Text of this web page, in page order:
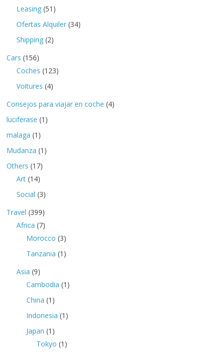
Leasing (51)
Ofertas Alquiler (34)
Shipping (2)
Cars (156)
Coches (123)
Voitures (4)
Consejos para viajar en coche (4)
luciferase (1)
malaga (1)
Mudanza (1)
Others (17)
Art (14)
Social (3)
Travel (399)
Africa (7)
Morocco (3)
Tanzania (1)
Asia (9)
Cambodia (1)
China (1)
Indonesia (1)
Japan (1)
Tokyo (1)